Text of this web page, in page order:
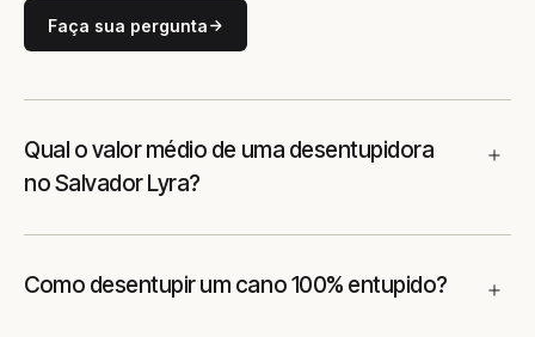
Faça sua pergunta
Qual o valor médio de uma desentupidora
no Salvador Lyra?
Como desentupir um cano 100% entupido?